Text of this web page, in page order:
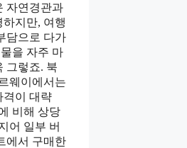
자연경관과
지만, 여행
담으로 다가
을 자주 마
그렇죠. 북
웨이에서는
격이 대략
비해 상당
어 일부 버
에서 구매한